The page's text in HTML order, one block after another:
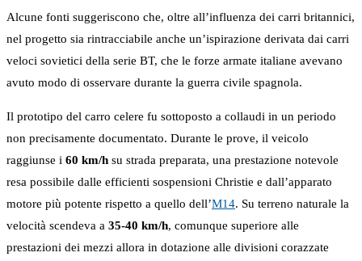
Alcune fonti suggeriscono che, oltre all’influenza dei carri britannici,
nel progetto sia rintracciabile anche un’ispirazione derivata dai carri
veloci sovietici della serie BT, che le forze armate italiane avevano
avuto modo di osservare durante la guerra civile spagnola.
Il prototipo del carro celere fu sottoposto a collaudi in un periodo
non precisamente documentato. Durante le prove, il veicolo
raggiunse i 60 km/h su strada preparata, una prestazione notevole
resa possibile dalle efficienti sospensioni Christie e dall’apparato
motore più potente rispetto a quello dell’M14. Su terreno naturale la
velocità scendeva a 35-40 km/h, comunque superiore alle
prestazioni dei mezzi allora in dotazione alle divisioni corazzate